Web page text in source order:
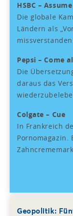
HSBC –
Die globale
Ländern als
Pepsi – Come
Die
daraus das
Colgate – Cue
In Frankreich
Pornomagazin.
Geopolitik: